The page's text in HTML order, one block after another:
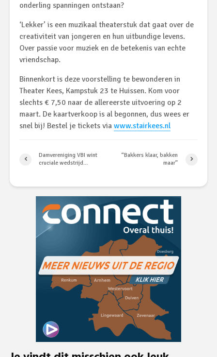
onderling spanningen ontstaan?
‘Lekker’ is een muzikaal theaterstuk dat gaat over de
creativiteit van jongeren en hun uitbundige levens.
Over passie voor muziek en de betekenis van echte
vriendschap.
Binnenkort is deze voorstelling te bewonderen in
Theater Kees, Kampstuk 23 te Huissen. Kom voor
slechts € 7,50 naar de allereerste uitvoering op 2
maart. De kaartverkoop is al begonnen, dus wees er
snel bij! Bestel je tickets via www.stairkees.nl
Damvereniging VBI wint
cruciale wedstrijd…
“Bakkers klaar, bakken
maar”